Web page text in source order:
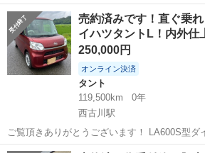
なります！ 平成25年式 色パープルR49 距離216500キロ KFエンジン
NA 2WDのCVT オートエアコン スマートキー
ア ...
宮城 大崎市 西古川駅 タント
売約済みです！直ぐ乗
イハツタントL！内外
250,000円
オンライン決済
タント
119,500km
0年
西古川駅
ご覧頂きありがとうございます！ LA600S型ダ
す！ 平成27年式 色ワインレッドR67 距離119500キロ KFエンジンNA